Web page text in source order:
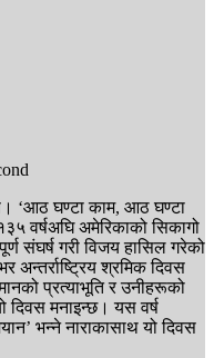
‘आठ घण्टा काम, आठ घण्टा
वर्षअघि अमेरिकाको सिकागो
संघर्ष गरी विजय हासिल गरेको
अन्तर्राष्ट्रिय श्रमिक दिवस
प्रत्याभूति र उनीहरूको
दिवस मनाइन्छ। यस वर्ष
भन्ने नाराकासाथ यो दिवस